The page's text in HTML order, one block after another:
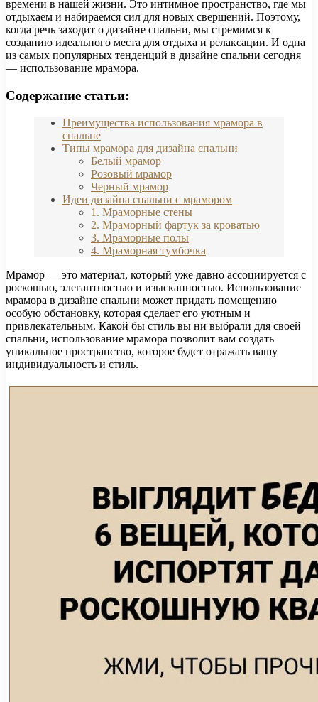
времени в нашей жизни. Это интимное пространство, где мы
отдыхаем и набираемся сил для новых свершений. Поэтому,
когда речь заходит о дизайне спальни, мы стремимся к
созданию идеального места для отдыха и релаксации. И одна
из самых популярных тенденций в дизайне спальни сегодня
— использование мрамора.
Содержание статьи:
Преимущества использования мрамора в
спальне
Типы мрамора для дизайна спальни
Белый мрамор
Розовый мрамор
Черный мрамор
Идеи дизайна спальни с мрамором
1. Мраморные стены
2. Мраморный фартук за кроватью
3. Мраморные полы
4. Мраморная тумбочка
Мрамор — это материал, который уже давно ассоциируется с
роскошью, элегантностью и изысканностью. Использование
мрамора в дизайне спальни может придать помещению
особую обстановку, которая сделает его уютным и
привлекательным. Какой бы стиль вы ни выбрали для своей
спальни, использование мрамора позволит вам создать
уникальное пространство, которое будет отражать вашу
индивидуальность и стиль.